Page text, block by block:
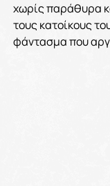
χωρίς παράθυρα
τους κατοίκους
φάντασμα που